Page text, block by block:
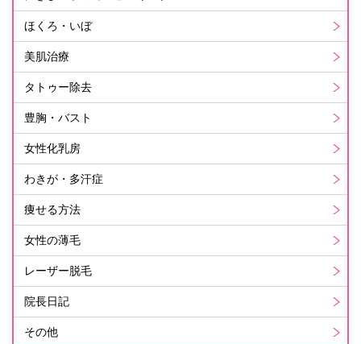
ほくろ・いぼ
美肌治療
タトゥー除去
豊胸・バスト
女性化乳房
わきが・多汗症
痩せる方法
女性の薄毛
レーザー脱毛
院長日記
その他